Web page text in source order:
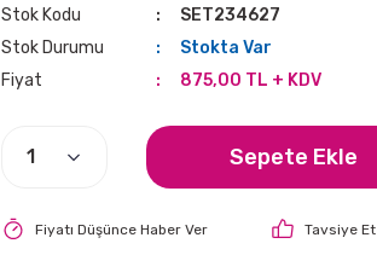
Stok Kodu
SET234627
Stok Durumu
Stokta Var
Fiyat
875,00 TL + KDV
Sepete Ekle
Fiyatı Düşünce Haber Ver Tavsiye Et